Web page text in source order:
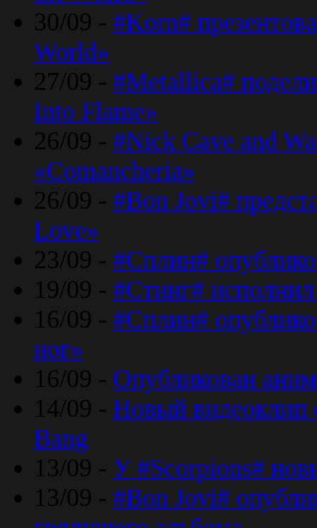
30/09 - #Korn#
World»
27/09 - #Metallica#
Into Flame»
26/09 - #Nick Cave and
«Comancheria»
26/09 - #Bon Jovi#
Love»
23/09 - #Сплин#
19/09 - #Стинг#
16/09 - #Сплин#
ног»
16/09 - Опубликован
14/09 - Новый видеоклип
Bang
13/09 - У #Scorpions#
13/09 - #Bon Jovi#